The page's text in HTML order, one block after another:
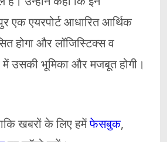
एक एयरपोर्ट आधारित आर्थिक
होगा और लॉजिस्टिक्स व
उसकी भूमिका और मजबूत होगी।
खबरों के लिए हमेंफेसबुक,